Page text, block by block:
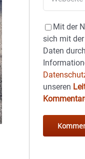
Mit der
sich mit
Daten
unseren